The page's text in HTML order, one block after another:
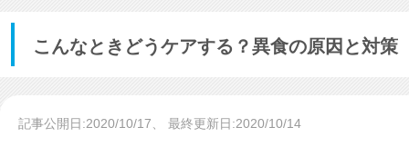
こんなときどうケアする？異食の原因と対策
記事公開日:2020/10/17、 最終更新日:2020/10/14